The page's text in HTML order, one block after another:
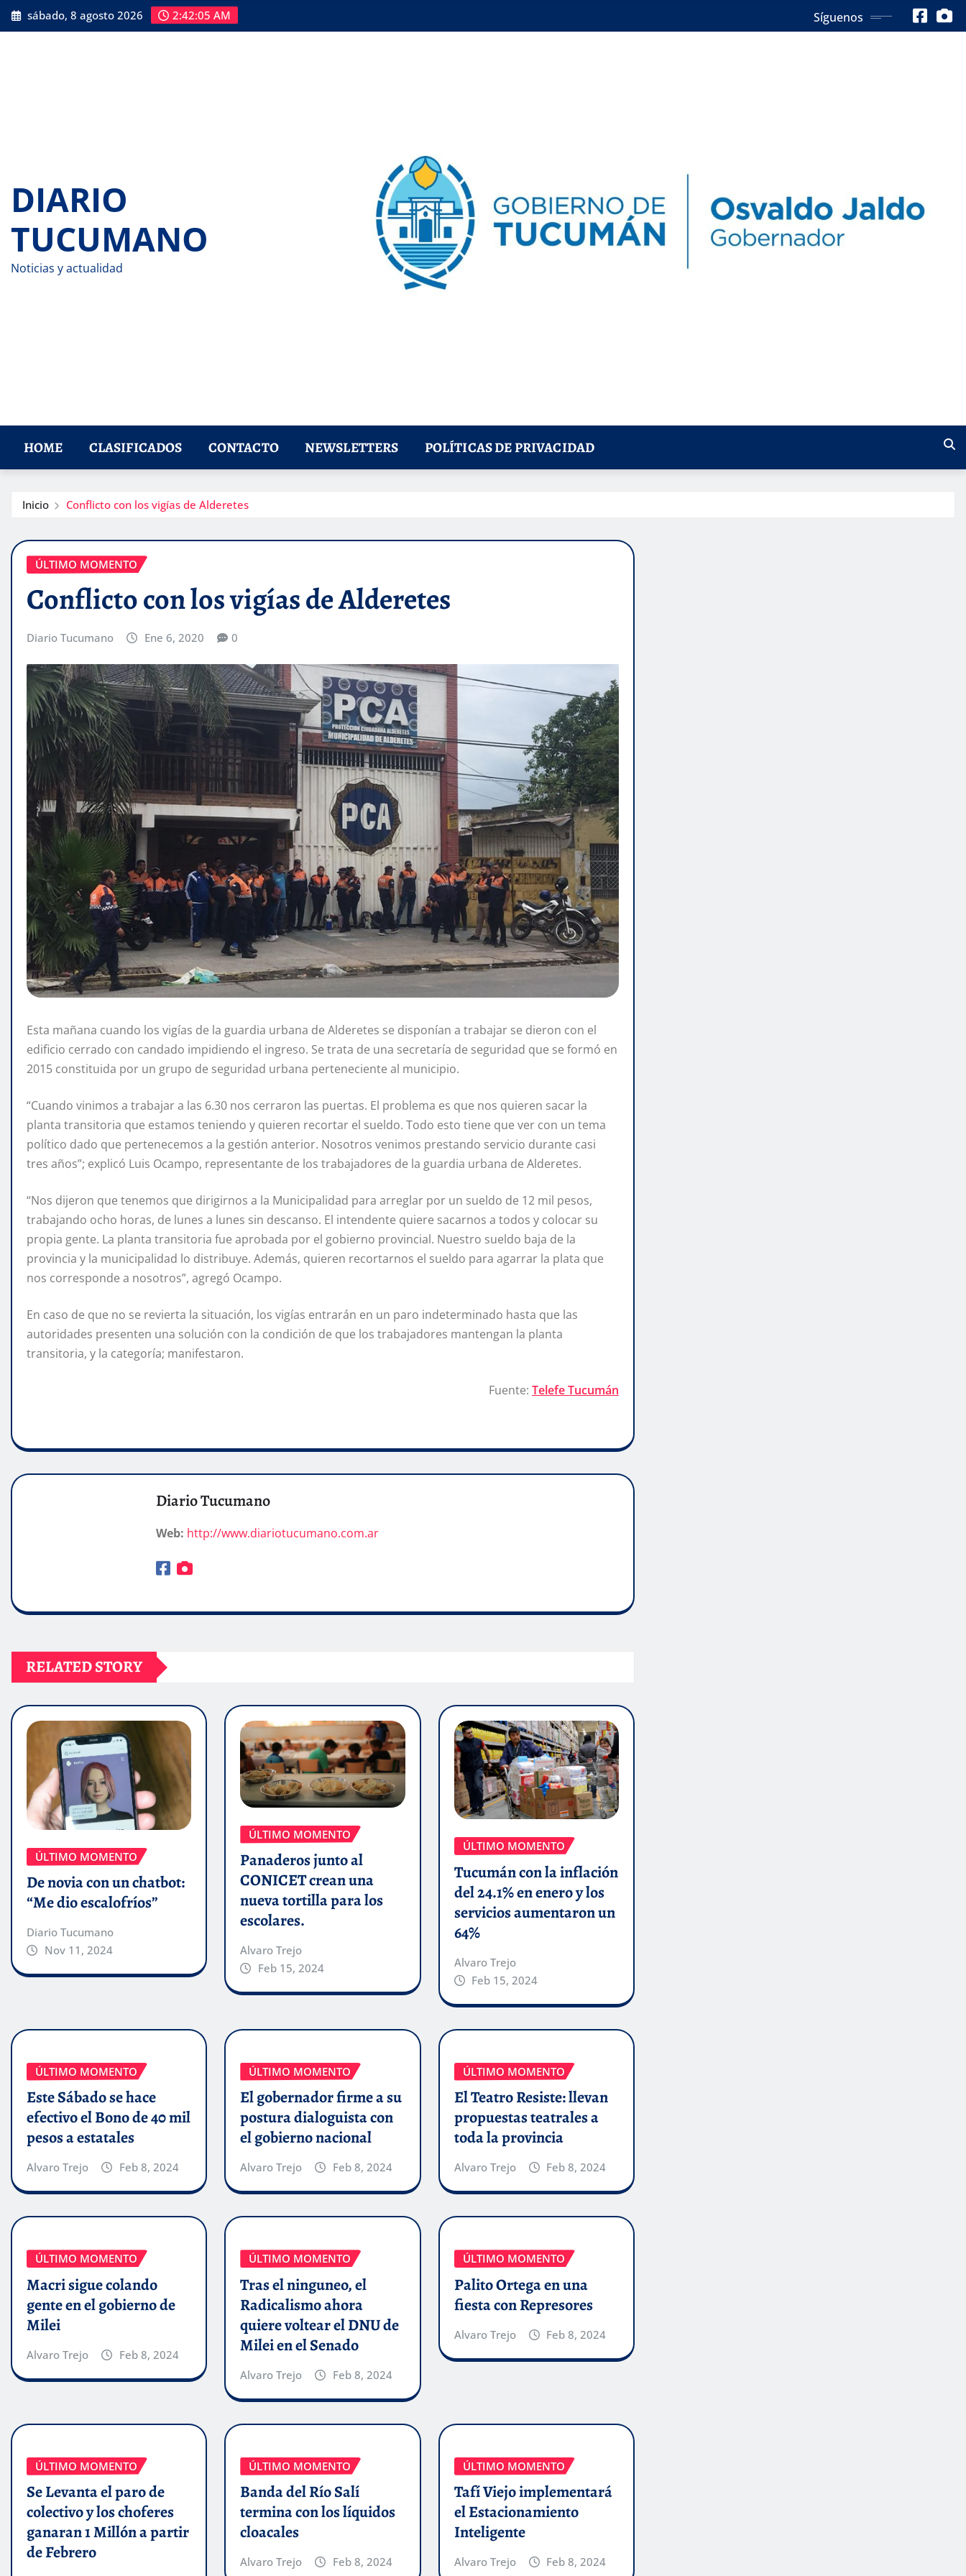
Saltar
al
sábado, 8 agosto 2026 2:42:07 AM Síguenos
DIARIO
TUCUMANO
Noticias y actualidad
HOME CLASIFICADOS CONTACTO NEWSLETTERS POLÍTICAS DE PRIVACIDAD
Inicio Conflicto con los vigías de Alderetes
ÚLTIMO MOMENTO
Conflicto con los vigías de Alderetes
Diario Tucumano Ene 6, 2020 0
Esta mañana cuando los vigías de la guardia urbana de Alderetes se disponían a trabajar se dieron con el
edificio cerrado con candado impidiendo el ingreso. Se trata de una secretaría de seguridad que se formó en
2015 constituida por un grupo de seguridad urbana perteneciente al municipio.
“Cuando vinimos a trabajar a las 6.30 nos cerraron las puertas. El problema es que nos quieren sacar la
planta transitoria que estamos teniendo y quieren recortar el sueldo. Todo esto tiene que ver con un tema
político dado que pertenecemos a la gestión anterior. Nosotros venimos prestando servicio durante casi
tres años”; explicó Luis Ocampo, representante de los trabajadores de la guardia urbana de Alderetes.
“Nos dijeron que tenemos que dirigirnos a la Municipalidad para arreglar por un sueldo de 12 mil pesos,
trabajando ocho horas, de lunes a lunes sin descanso. El intendente quiere sacarnos a todos y colocar su
propia gente. La planta transitoria fue aprobada por el gobierno provincial. Nuestro sueldo baja de la
provincia y la municipalidad lo distribuye. Además, quieren recortarnos el sueldo para agarrar la plata que
nos corresponde a nosotros”, agregó Ocampo.
En caso de que no se revierta la situación, los vigías entrarán en un paro indeterminado hasta que las
autoridades presenten una solución con la condición de que los trabajadores mantengan la planta
transitoria, y la categoría; manifestaron.
Fuente: Telefe Tucumán
Diario Tucumano
Web: http://www.diariotucumano.com.ar
RELATED STORY
ÚLTIMO MOMENTO
De novia con un chatbot:
“Me dio escalofríos”
Diario Tucumano
Nov 11, 2024
ÚLTIMO MOMENTO
Panaderos junto al
CONICET crean una
nueva tortilla para los
escolares.
Alvaro Trejo
Feb 15, 2024
ÚLTIMO MOMENTO
Tucumán con la inflación
del 24.1% en enero y los
servicios aumentaron un
64%
Alvaro Trejo
Feb 15, 2024
ÚLTIMO MOMENTO
Este Sábado se hace
efectivo el Bono de 40 mil
pesos a estatales
Alvaro Trejo Feb 8, 2024
ÚLTIMO MOMENTO
El gobernador firme a su
postura dialoguista con
el gobierno nacional
Alvaro Trejo Feb 8, 2024
ÚLTIMO MOMENTO
El Teatro Resiste: llevan
propuestas teatrales a
toda la provincia
Alvaro Trejo Feb 8, 2024
ÚLTIMO MOMENTO
Macri sigue colando
gente en el gobierno de
Milei
Alvaro Trejo Feb 8, 2024
ÚLTIMO MOMENTO
Tras el ninguneo, el
Radicalismo ahora
quiere voltear el DNU de
Milei en el Senado
Alvaro Trejo Feb 8, 2024
ÚLTIMO MOMENTO
Palito Ortega en una
fiesta con Represores
Alvaro Trejo Feb 8, 2024
ÚLTIMO MOMENTO
Se Levanta el paro de
colectivo y los choferes
ganaran 1 Millón a partir
de Febrero
ÚLTIMO MOMENTO
Banda del Río Salí
termina con los líquidos
cloacales
Alvaro Trejo Feb 8, 2024
ÚLTIMO MOMENTO
Tafí Viejo implementará
el Estacionamiento
Inteligente
Alvaro Trejo Feb 8, 2024